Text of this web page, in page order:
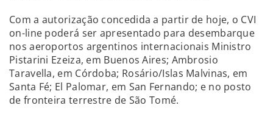
Com a autorização concedida a partir de hoje, o CVI
on-line poderá ser apresentado para desembarque
nos aeroportos argentinos internacionais Ministro
Pistarini Ezeiza, em Buenos Aires; Ambrosio
Taravella, em Córdoba; Rosário/Islas Malvinas, em
Santa Fé; El Palomar, em San Fernando; e no posto
de fronteira terrestre de São Tomé.